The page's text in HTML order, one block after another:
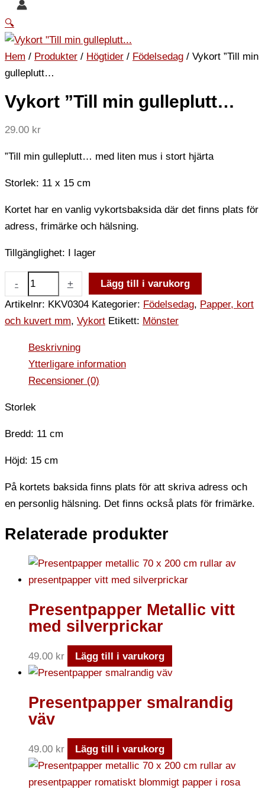
🔍
Hem / Produkter / Högtider / Födelsedag / Vykort ”Till min
gulleplutt…
Vykort ”Till min gulleplutt…
29.00 kr
”Till min gulleplutt… med liten mus i stort hjärta
Storlek: 11 x 15 cm
Kortet har en vanlig vykortsbaksida där det finns plats för
adress, frimärke och hälsning.
Tillgänglighet: I lager
- +
Lägg till i varukorg
Artikelnr: KKV0304 Kategorier: Födelsedag, Papper, kort
och kuvert mm, Vykort Etikett: Mönster
Beskrivning
Ytterligare information
Recensioner (0)
Storlek
Bredd: 11 cm
Höjd: 15 cm
På kortets baksida finns plats för att skriva adress och
en personlig hälsning. Det finns också plats för frimärke.
Relaterade produkter
Presentpapper Metallic vitt
med silverprickar
49.00 kr Lägg till i varukorg
Presentpapper smalrandig
väv
49.00 kr Lägg till i varukorg